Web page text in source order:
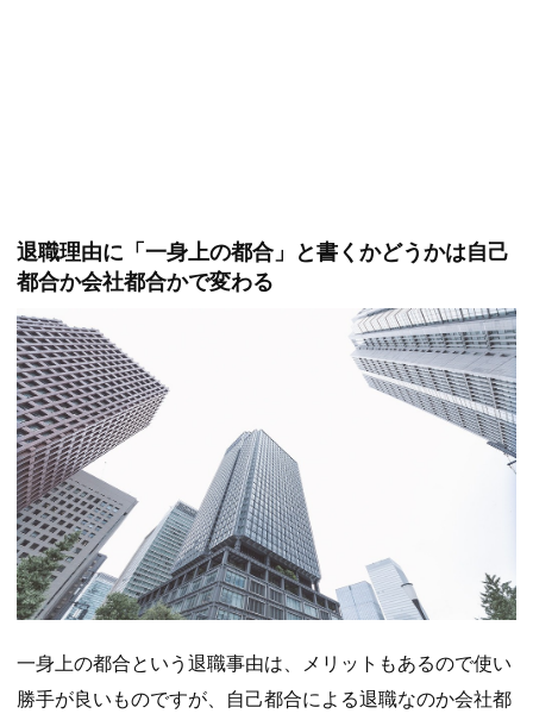
退職理由に「一身上の都合」と書くかどうかは自己
都合か会社都合かで変わる
一身上の都合という退職事由は、メリットもあるので使い
勝手が良いものですが、自己都合による退職なのか会社都